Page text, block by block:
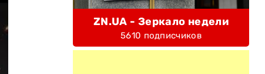
ZN.UA - Зеркало недели
5610 подписчиков